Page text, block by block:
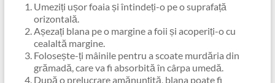
Umeziți ușor foaia și întindeți-o pe o suprafață
orizontală.
Așezați blana pe o margine a foii și acoperiți-o cu
cealaltă margine.
Folosește-ți mâinile pentru a scoate murdăria din
grămadă, care va fi absorbită în cârpa umedă.
După o prelucrare amănunțită, blana poate fi